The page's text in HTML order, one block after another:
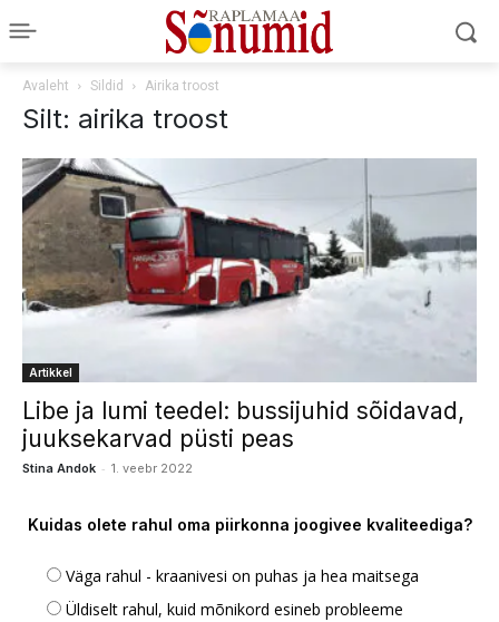
Avaleht Sildid Airika troost
Silt: airika troost
Artikkel
Libe ja lumi teedel: bussijuhid sõidavad,
juuksekarvad püsti peas
Stina Andok - 1. veebr 2022
Kuidas olete rahul oma piirkonna joogivee kvaliteediga?
Väga rahul - kraanivesi on puhas ja hea maitsega
Üldiselt rahul, kuid mõnikord esineb probleeme